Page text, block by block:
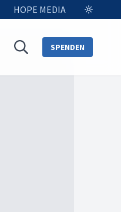
HOPE MEDIA
SPENDEN